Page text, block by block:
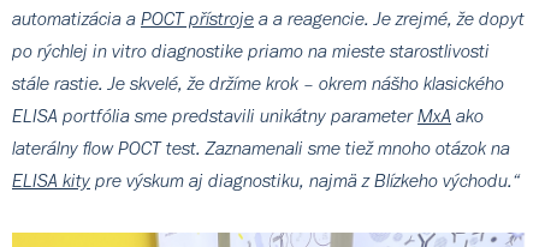
automatizácia a POCT přístroje a a reagencie. Je zrejmé, že dopyt
po rýchlej in vitro diagnostike priamo na mieste starostlivosti
stále rastie. Je skvelé, že držíme krok – okrem nášho klasického
ELISA portfólia sme predstavili unikátny parameterMxA ako
laterálny flow POCT test. Zaznamenali sme tiež mnoho otázok na
ELISA kity pre výskum aj diagnostiku, najmä z Blízkeho východu.“